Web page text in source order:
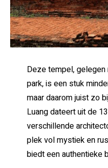
Deze tempel,
park, is een stuk
maar daarom juist zo
Luang dateert uit de
verschillende
plek vol mystiek en
biedt een authentieke